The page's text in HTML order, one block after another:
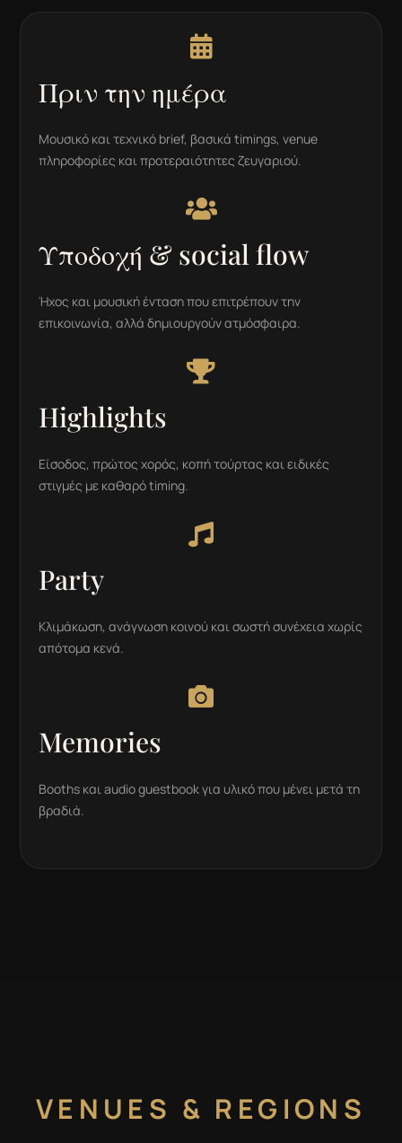

Πριν την ημέρα
Μουσικό και τεχνικό brief, βασικά timings, venue
πληροφορίες και προτεραιότητες ζευγαριού.

Υποδοχή & social flow
Ήχος και μουσική ένταση που επιτρέπουν την
επικοινωνία, αλλά δημιουργούν ατμόσφαιρα.

Highlights
Είσοδος, πρώτος χορός, κοπή τούρτας και ειδικές
στιγμές με καθαρό timing.

Party
Κλιμάκωση, ανάγνωση κοινού και σωστή συνέχεια χωρίς
απότομα κενά.

Memories
Booths και audio guestbook για υλικό που μένει μετά τη
βραδιά.
VENUES & REGIONS